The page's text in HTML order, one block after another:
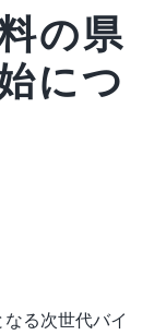
の県
につ
る次世代バイ